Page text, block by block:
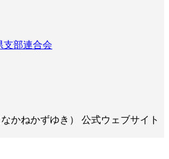
支部連合会
かねかずゆき） 公式ウェブサイト